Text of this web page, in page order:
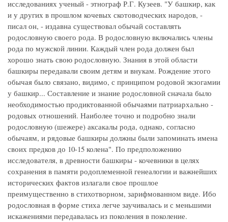
исследованиях ученый - этнограф Р.Г. Кузеев. "У башкир, как
и у других в прошлом кочевых скотоводческих народов, -
писал он, - издавна существовал обычай составлять
родословную своего рода. В родословную включались члены
рода по мужской линии. Каждый член рода должен был
хорошо знать свою родословную. Знания в этой области
башкиры передавали своим детям и внукам. Рождение этого
обычая было связано, видимо, с принципом родовой экзогамии
у башкир... Составление и знание родословной сначала было
необходимостью продиктованной обычаями патриархально -
родовых отношений. Наиболее точно и подробно знали
родословную (шежере) аксакалы рода, однако, согласно
обычаям, и рядовые башкиры должны были запоминать имена
своих предков до 10-15 колена". По предположению
исследователя, в древности башкиры - кочевники в целях
сохранения в памяти родоплеменной генеалогии и важнейших
исторических фактов излагали свое прошлое
преимущественно в стихотворном, зарифмованном виде. Ибо
родословная в форме стиха легче заучивалась и с меньшими
искажениями передавалась из поколения в поколение.